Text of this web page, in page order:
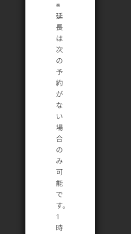
※
延
長
は
次
の
予
約
が
な
い
場
合
の
み
可
能
で
す。
1
時